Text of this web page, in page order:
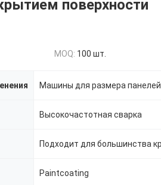
поверхности
MOQ: 100 шт.
Машины для размера панелей
Высокочастотная сварка
Paintcoating